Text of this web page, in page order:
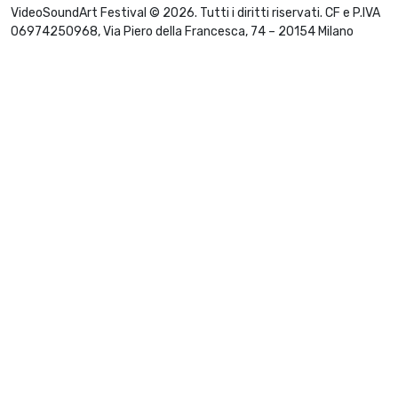
VideoSoundArt Festival © 2026. Tutti i diritti riservati. CF e P.IVA
06974250968, Via Piero della Francesca, 74 – 20154 Milano